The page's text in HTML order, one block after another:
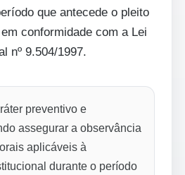
que antecede o pleito
conformidade com a Lei
nº 9.504/1997.
preventivo e
assegurar a observância
aplicáveis à
durante o período